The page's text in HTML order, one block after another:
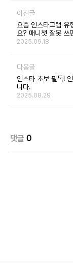
이전글
요즘 인스타그램
요? 매니챗 잘못 쓰
2025.09.18
다음글
인스타 초보 필독!
니다.
2025.08.29
댓글 0